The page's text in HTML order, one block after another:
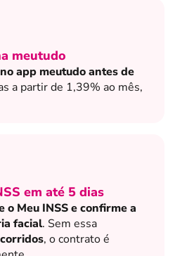
meutudo
app meutudo antes de
a partir de 1,39% ao mês,
em até 5 dias
o Meu INSS e confirme a
facial. Sem essa
, o contrato é